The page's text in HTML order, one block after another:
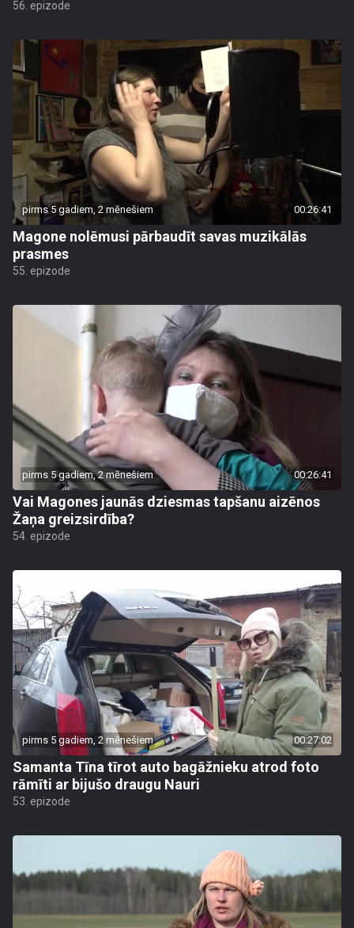
56. epizode
pirms 5 gadiem, 2 mēnešiem 00:26:41
Magone nolēmusi pārbaudīt savas muzikālās
prasmes
55. epizode
pirms 5 gadiem, 2 mēnešiem 00:26:41
Vai Magones jaunās dziesmas tapšanu aizēnos
Žaņa greizsirdība?
54. epizode
pirms 5 gadiem, 2 mēnešiem 00:27:02
Samanta Tīna tīrot auto bagāžnieku atrod foto
rāmīti ar bijušo draugu Nauri
53. epizode